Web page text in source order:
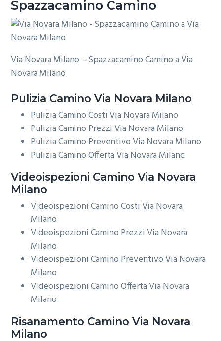
Spazzacamino Camino
Via Novara Milano – Spazzacamino Camino a Via
Novara Milano
Pulizia Camino Via Novara Milano
Pulizia Camino Costi Via Novara Milano
Pulizia Camino Prezzi Via Novara Milano
Pulizia Camino Preventivo Via Novara Milano
Pulizia Camino Offerta Via Novara Milano
Videoispezioni Camino Via Novara
Milano
Videoispezioni Camino Costi Via Novara
Milano
Videoispezioni Camino Prezzi Via Novara
Milano
Videoispezioni Camino Preventivo Via Novara
Milano
Videoispezioni Camino Offerta Via Novara
Milano
Risanamento Camino Via Novara
Milano